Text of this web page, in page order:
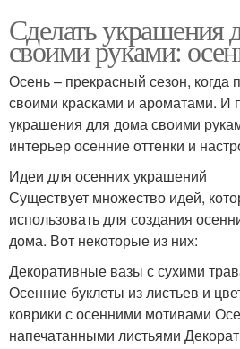
Осенняя нежность
Осенние ковры
Сделать украшения
своими руками:
Осень – прекрасный сезон, когда
своими красками и ароматами. И
украшения для дома своими
интерьер осенние оттенки и
Идеи для осенних украшений
Существует множество идей,
использовать для создания
дома. Вот некоторые из них:
Декоративные вазы с сухими
Осенние буклеты из листьев и
коврики с осенними мотивами
напечатанными листьями